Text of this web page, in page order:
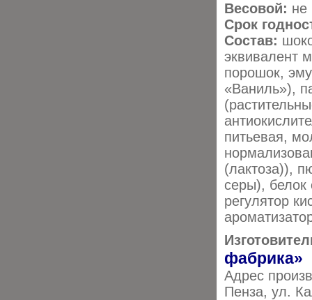
Весовой: не
Срок
Состав:
эквивалент
порошок,
«Ваниль»),
питьевая,
(лактоза)),
серы), белок
регулятор
фабрика»
Адрес
Пенза, ул.